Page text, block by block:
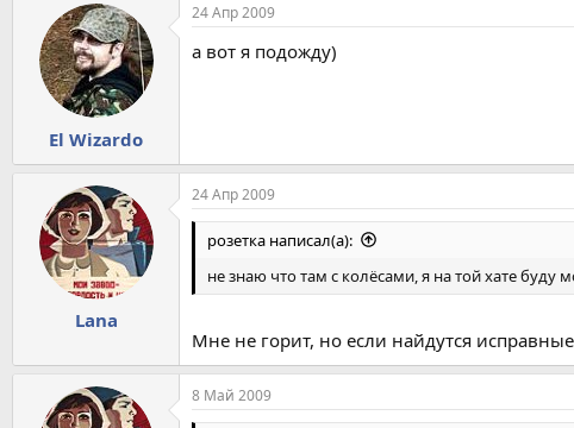
El Wizardo
24 Апр 2009
а вот я подожду)
Lana
24 Апр 2009
розетка написал(а):
не знаю что там с колёсами, я на той хате
Мне не горит, но если найдутся
8 Май 2009